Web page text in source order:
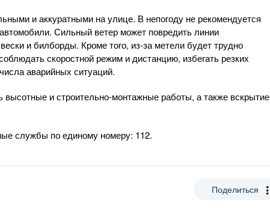
и аккуратными на улице. В непогоду не рекомендуется
Сильный ветер может повредить линии
и билборды. Кроме того, из-за метели будет трудно
скоростной режим и дистанцию, избегать резких
аварийных ситуаций.
высотные и строительно-монтажные работы, а также вскрытие
службы по единому номеру: 112.
Поделиться